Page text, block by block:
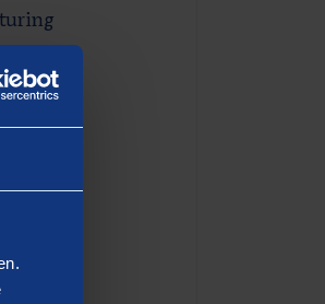
weer
ICT/IV
Rijk te
met